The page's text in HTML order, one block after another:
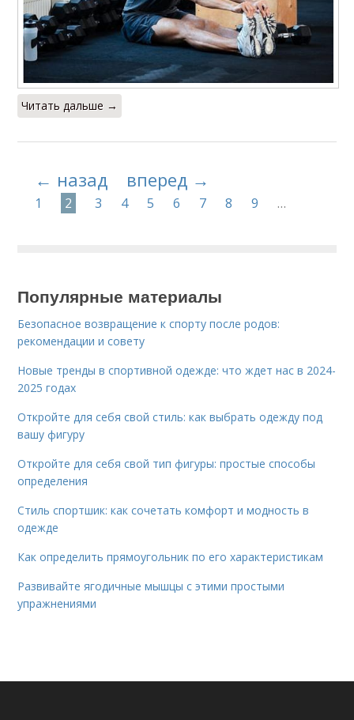
Читать дальше →
← назад вперед →
1 2 3 4 5 6 7 8 9 …
Популярные материалы
Безопасное возвращение к спорту после родов:
рекомендации и совету
Новые тренды в спортивной одежде: что ждет нас в 2024-
2025 годах
Откройте для себя свой стиль: как выбрать одежду под
вашу фигуру
Откройте для себя свой тип фигуры: простые способы
определения
Стиль спортшик: как сочетать комфорт и модность в
одежде
Как определить прямоугольник по его характеристикам
Развивайте ягодичные мышцы с этими простыми
упражнениями